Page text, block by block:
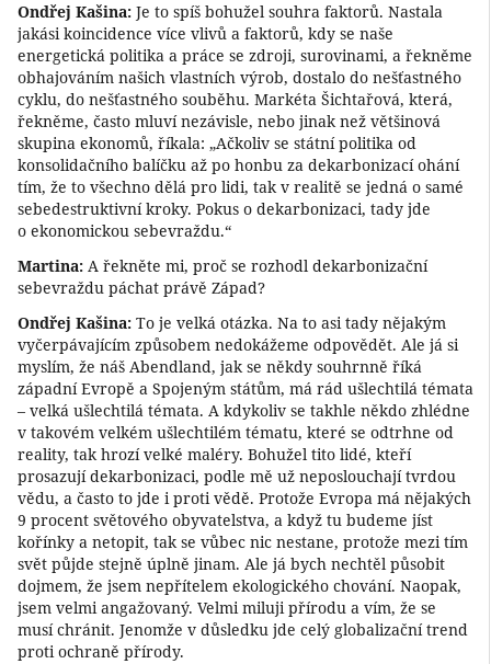
Ondřej Kašina: Je to spíš bohužel souhra faktorů. Nastala
jakási koincidence více vlivů a faktorů, kdy se naše
energetická politika a práce se zdroji, surovinami, a řekněme
obhajováním našich vlastních výrob, dostalo do nešťastného
cyklu, do nešťastného souběhu. Markéta Šichtařová, která,
řekněme, často mluví nezávisle, nebo jinak než většinová
skupina ekonomů, říkala: „Ačkoliv se státní politika od
konsolidačního balíčku až po honbu za dekarbonizací ohání
tím, že to všechno dělá pro lidi, tak v realitě se jedná o samé
sebedestruktivní kroky. Pokus o dekarbonizaci, tady jde
o ekonomickou sebevraždu.“
Martina: A řekněte mi, proč se rozhodl dekarbonizační
sebevraždu páchat právě Západ?
Ondřej Kašina: To je velká otázka. Na to asi tady nějakým
vyčerpávajícím způsobem nedokážeme odpovědět. Ale já si
myslím, že náš Abendland, jak se někdy souhrnně říká
západní Evropě a Spojeným státům, má rád ušlechtilá témata
– velká ušlechtilá témata. A kdykoliv se takhle někdo zhlédne
v takovém velkém ušlechtilém tématu, které se odtrhne od
reality, tak hrozí velké maléry. Bohužel tito lidé, kteří
prosazují dekarbonizaci, podle mě už neposlouchají tvrdou
vědu, a často to jde i proti vědě. Protože Evropa má nějakých
9 procent světového obyvatelstva, a když tu budeme jíst
kořínky a netopit, tak se vůbec nic nestane, protože mezi tím
svět půjde stejně úplně jinam. Ale já bych nechtěl působit
dojmem, že jsem nepřítelem ekologického chování. Naopak,
jsem velmi angažovaný. Velmi miluji přírodu a vím, že se
musí chránit. Jenomže v důsledku jde celý globalizační trend
proti ochraně přírody.